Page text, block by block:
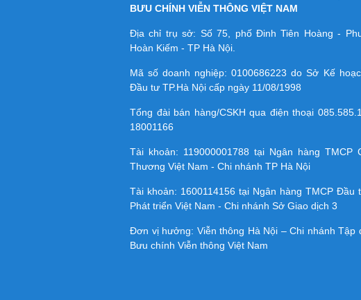
BƯU CHÍNH VIỄN THÔNG VIỆT NAM
Địa chỉ trụ sở: Số 75, phố Đinh Tiên Hoàng -
Hoàn Kiếm - TP Hà Nội.
Mã số doanh nghiệp:0100686223 do Sở Kế
Đầu tư TP.Hà Nội cấp ngày 11/08/1998
Tổng đài bán hàng/CSKH qua điện thoại
18001166
Tài khoản: 119000001788 tại Ngân hàng TMCP
Thương Việt Nam - Chi nhánh TP Hà Nội
Tài khoản: 1600114156 tại Ngân hàng TMCP Ðầu
Phát triển Việt Nam - Chi nhánh Sở Giao dịch 3
Đơn vị hưởng: Viễn thông Hà Nội – Chi nhánh Tập
Bưu chính Viễn thông Việt Nam